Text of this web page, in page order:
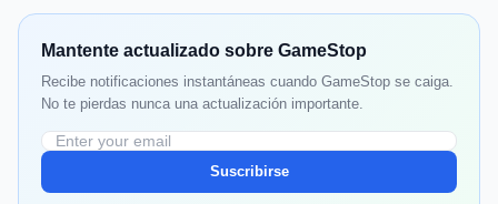
Mantente actualizado sobre GameStop
Recibe notificaciones instantáneas cuando GameStop se caiga.
No te pierdas nunca una actualización importante.
Suscribirse